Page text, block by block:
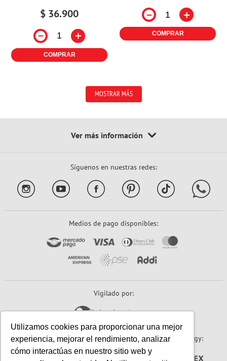
Utilizamos cookies para proporcionar una mejor
experiencia, mejorar el rendimiento, analizar
cómo interactúas en nuestro sitio web y
$ 36.900
－ ＋
COMPRAR
－ ＋
COMPRAR
MOSTRAR MÁS
Síguenos en nuestras redes:
Medios de pago disponibles:
Vigilado por:
Sitio seguro: Powered By: Technology: